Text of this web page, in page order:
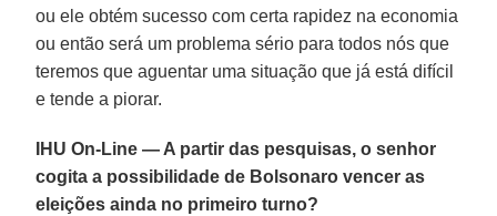
ou ele obtém sucesso com certa rapidez na economia
ou então será um problema sério para todos nós que
teremos que aguentar uma situação que já está difícil
e tende a piorar.
IHU On-Line — A partir das pesquisas, o senhor
cogita a possibilidade de Bolsonaro vencer as
eleições ainda no primeiro turno?